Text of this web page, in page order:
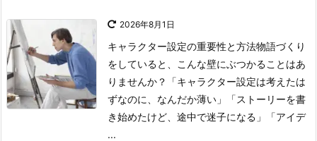
2026年8月1日
キャラクター設定の重要性と方法物語づくり
をしていると、こんな壁にぶつかることはあ
りませんか？
「キャラクター設定は考えたは
ずなのに、なんだか薄い」
「ストーリーを書
き始めたけど、途中で迷子になる」
「アイデ
...